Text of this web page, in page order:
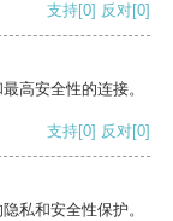
支持[0] 反对[0]
高安全性的连接。
支持[0] 反对[0]
私和安全性保护。